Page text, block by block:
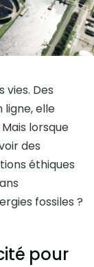
vies. Des
ligne, elle
lorsque
des
éthiques
fossiles ?
pour